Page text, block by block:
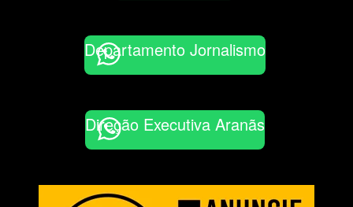
Departamento Jornalismo
Direção Executiva Aranãs